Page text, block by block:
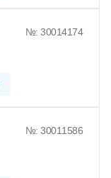
№: 30014174
№: 30011586